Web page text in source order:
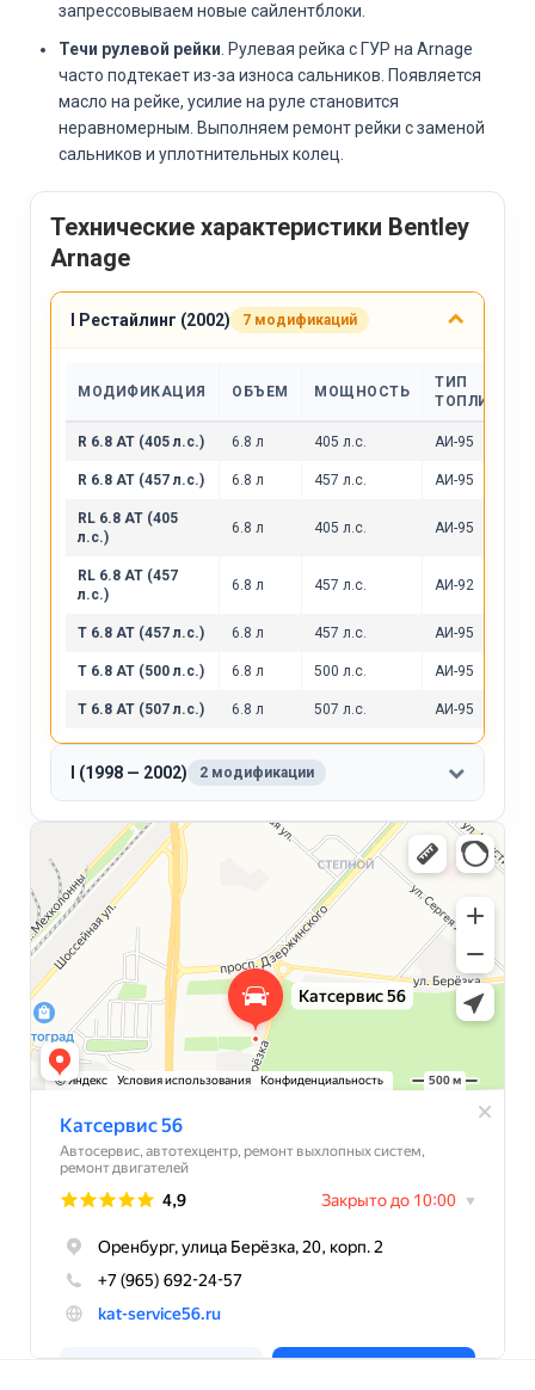
запрессовываем новые сайлентблоки.
Течи рулевой рейки . Рулевая рейка с ГУР на Arnage
часто подтекает из-за износа сальников. Появляется
масло на рейке, усилие на руле становится
неравномерным. Выполняем ремонт рейки с заменой
сальников и уплотнительных колец.
Технические характеристики Bentley
Arnage
I Рестайлинг (2002) 7 модификаций
МОДИФИКАЦИЯ ОБЪЕМ МОЩНОСТЬ
ТИП
ТОПЛИВА
R 6.8 AT (405 л.с.) 6.8 л 405 л.с. АИ-95
R 6.8 AT (457 л.с.) 6.8 л 457 л.с. АИ-95
RL 6.8 AT (405
л.с.)
6.8 л 405 л.с. АИ-95
RL 6.8 AT (457
л.с.)
6.8 л 457 л.с. АИ-92
T 6.8 AT (457 л.с.) 6.8 л 457 л.с. АИ-95
T 6.8 AT (500 л.с.) 6.8 л 500 л.с. АИ-95
T 6.8 AT (507 л.с.) 6.8 л 507 л.с. АИ-95
I (1998 — 2002) 2 модификации